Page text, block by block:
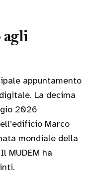
agli
appuntamento
La decima
2026
Marco
mondiale della
MUDEM ha